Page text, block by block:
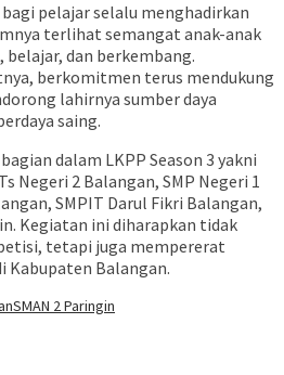
pelajar selalu menghadirkan
terlihat semangat anak-anak
dan berkembang.
berkomitmen terus mendukung
lahirnya sumber daya
saing.
dalam LKPP Season 3 yakni
Negeri 2 Balangan, SMP Negeri 1
SMPIT Darul Fikri Balangan,
Kegiatan ini diharapkan tidak
tetapi juga mempererat
Balangan.
SMAN 2 Paringin